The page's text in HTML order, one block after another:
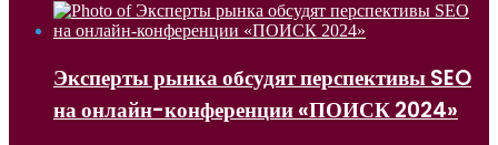
Эксперты рынка обсудят перспективы SEO
на онлайн-конференции «ПОИСК 2024»